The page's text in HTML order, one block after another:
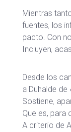
Mientras
fuentes, los
pacto. Con
Incluyen,
Desde los
a Duhalde de
Sostiene,
Que es, para
A criterio de